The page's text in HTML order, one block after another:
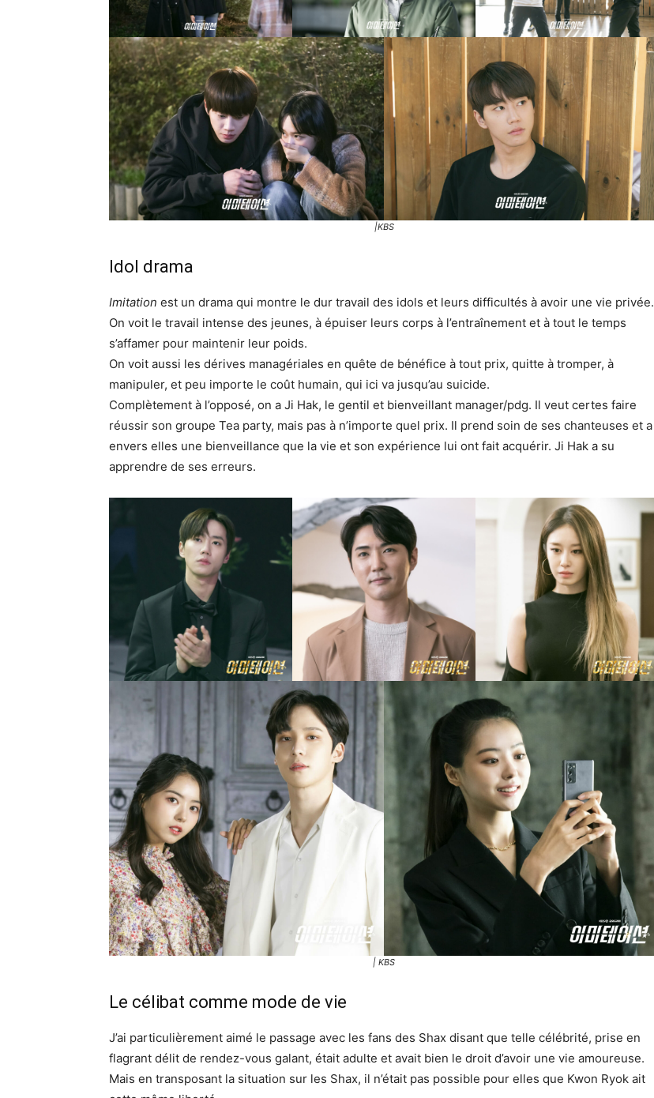
|KBS
Idol drama
Imitation est un drama qui montre le dur travail des idols et leurs difficultés à avoir une vie privée.
On voit le travail intense des jeunes, à épuiser leurs corps à l’entraînement et à tout le temps
s’affamer pour maintenir leur poids.
On voit aussi les dérives managériales en quête de bénéfice à tout prix, quitte à tromper, à
manipuler, et peu importe le coût humain, qui ici va jusqu’au suicide.
Complètement à l’opposé, on a Ji Hak, le gentil et bienveillant manager/pdg. Il veut certes faire
réussir son groupe Tea party, mais pas à n’importe quel prix. Il prend soin de ses chanteuses et a
envers elles une bienveillance que la vie et son expérience lui ont fait acquérir. Ji Hak a su
apprendre de ses erreurs.
| KBS
Le célibat comme mode de vie
J’ai particulièrement aimé le passage avec les fans des Shax disant que telle célébrité, prise en
flagrant délit de rendez-vous galant, était adulte et avait bien le droit d’avoir une vie amoureuse.
Mais en transposant la situation sur les Shax, il n’était pas possible pour elles que Kwon Ryok ait